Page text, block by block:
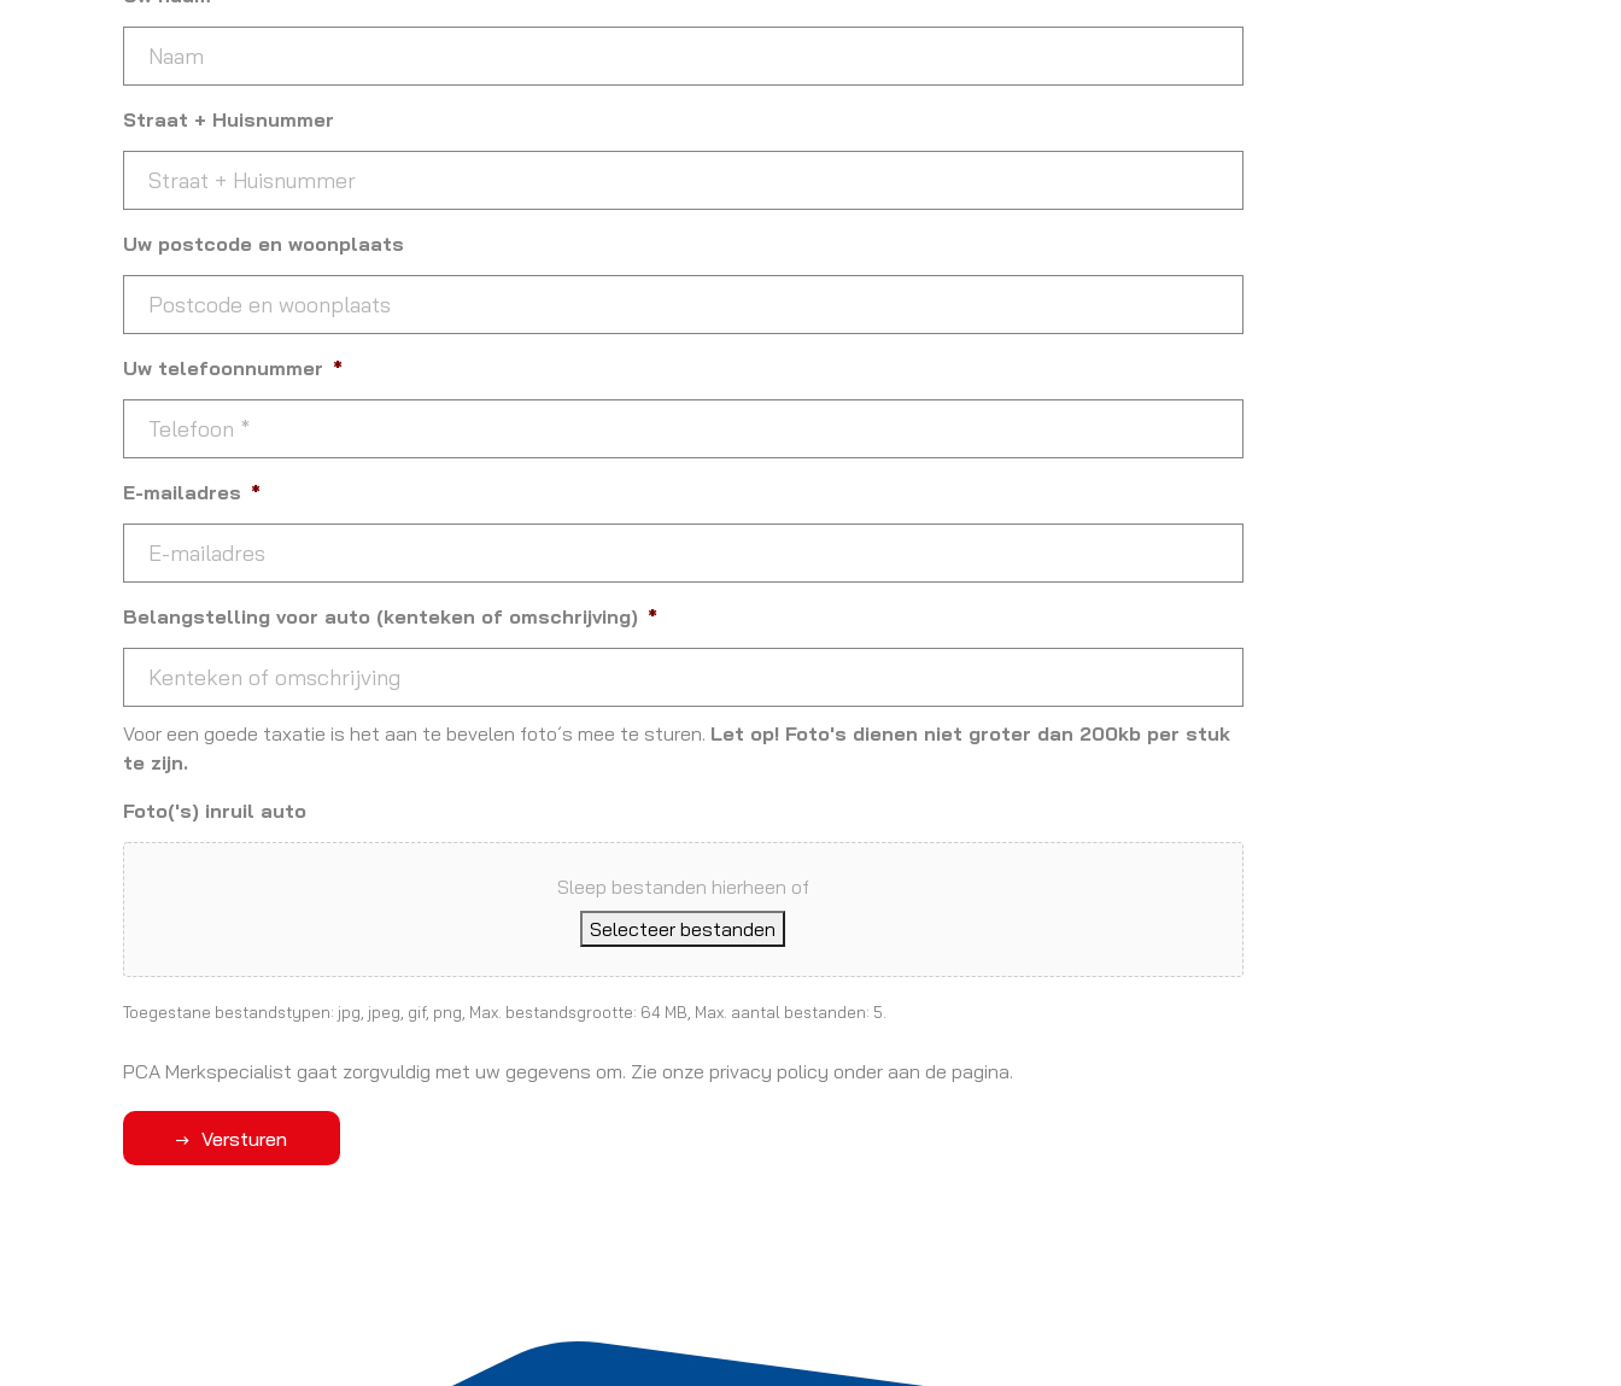
Straat + Huisnummer
Uw postcode en woonplaats
Uw telefoonnummer *
E-mailadres *
Belangstelling voor auto (kenteken of omschrijving) *
Voor een goede taxatie is het aan te bevelen foto´s mee te sturen. Let op! Foto's dienen niet groter dan 200kb per stuk
te zijn.
Foto('s) inruil auto
Sleep bestanden hierheen of
Selecteer bestanden
Toegestane bestandstypen: jpg, jpeg, gif, png, Max. bestandsgrootte: 64 MB, Max. aantal bestanden: 5.
PCA Merkspecialist gaat zorgvuldig met uw gegevens om. Zie onze privacy policy onder aan de pagina.
Versturen